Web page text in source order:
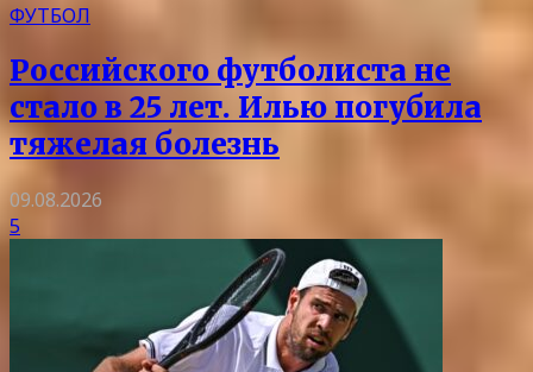
ФУТБОЛ
Российского футболиста не
стало в 25 лет. Илью погубила
тяжелая болезнь
09.08.2026
5